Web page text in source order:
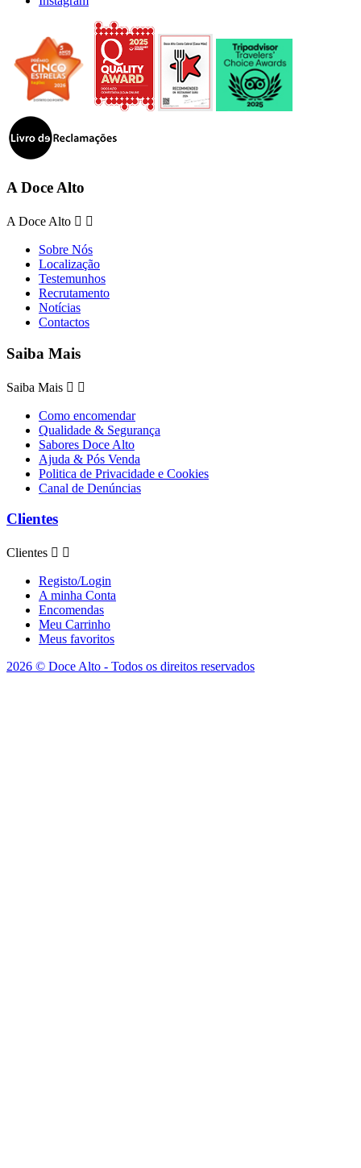
A Doce Alto
A Doce Alto  
Sobre Nós
Localização
Testemunhos
Recrutamento
Notícias
Contactos
Saiba Mais
Saiba Mais  
Como encomendar
Qualidade & Segurança
Sabores Doce Alto
Ajuda & Pós Venda
Politica de Privacidade e Cookies
Canal de Denúncias
Clientes
Clientes  
Registo/Login
A minha Conta
Encomendas
Meu Carrinho
Meus favoritos
2026 © Doce Alto - Todos os direitos reservados